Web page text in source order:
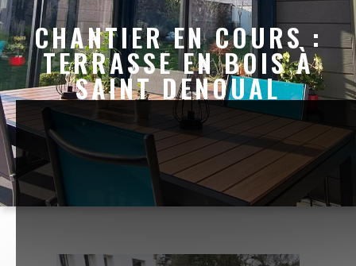
CHANTIER EN COURS :
TERRASSE EN BOIS À
SAINT DENOUAL